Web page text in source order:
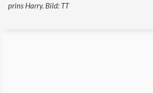
prins Harry. Bild: TT